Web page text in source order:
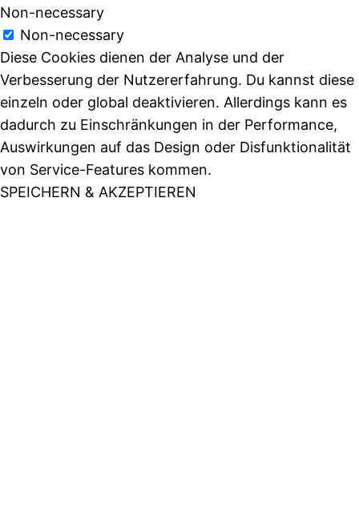
Non-necessary
Non-necessary
Diese Cookies dienen der Analyse und der
Verbesserung der Nutzererfahrung. Du kannst diese
einzeln oder global deaktivieren. Allerdings kann es
dadurch zu Einschränkungen in der Performance,
Auswirkungen auf das Design oder Disfunktionalität
von Service-Features kommen.
SPEICHERN & AKZEPTIEREN